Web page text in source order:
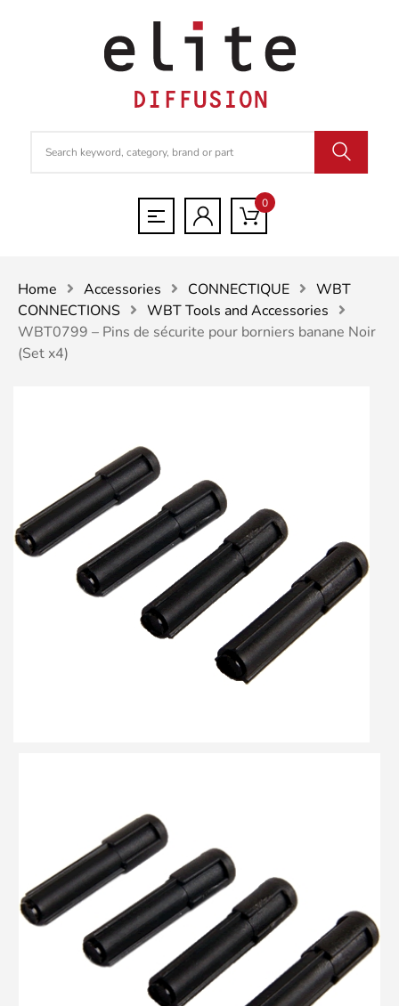
0
Home Accessories CONNECTIQUE
WBT
CONNECTIONS
WBT Tools and Accessories
WBT0799 – Pins de sécurite pour borniers banane Noir
(Set x4)